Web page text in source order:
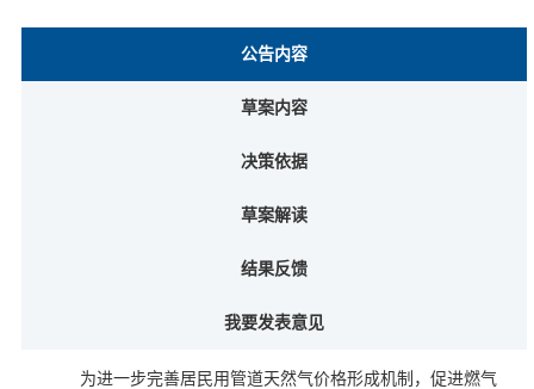
公告内容
草案内容
决策依据
草案解读
结果反馈
我要发表意见
为进一步完善居民用管道天然气价格形成机制，促进燃气